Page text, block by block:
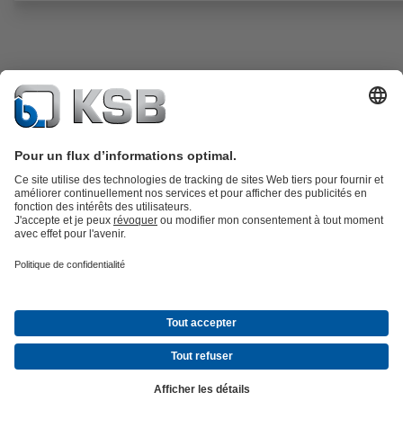
Documents
corps monobloc en fonte à graphite lamellaire, en fonte à graphite
sphéroïdal, en acier, acier inoxydable, à étanchéité métal/élastomère
métal/métal, sans entretien, raccordements selon EN, ASME ou JIS.
Détails